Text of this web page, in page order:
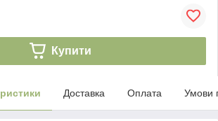
Купити
Доставка Оплата Умови